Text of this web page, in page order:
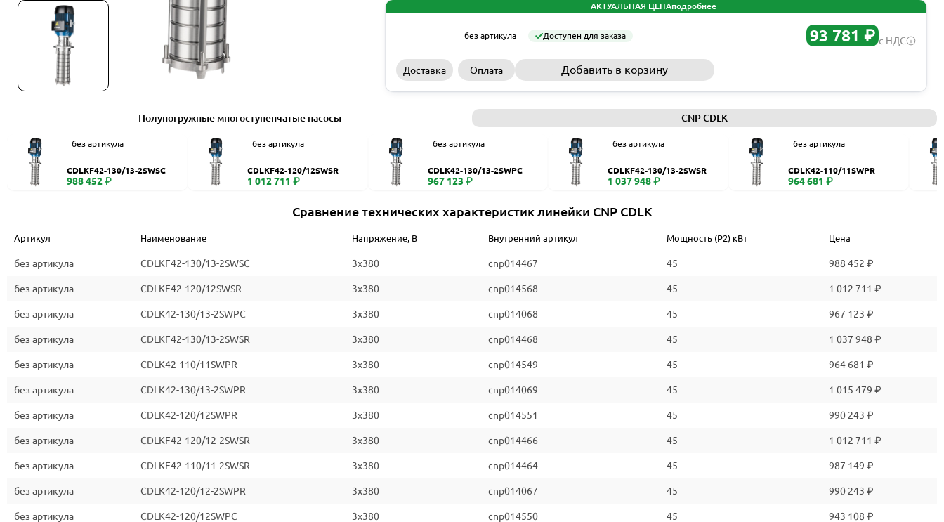
АКТУАЛЬНАЯ ЦЕНАподробнее
без артикула Доступен для заказа 93 781 ₽ с НДС
Доставка Оплата Добавить в корзину
Полупогружные многоступенчатые насосы CNP CDLK
без артикула
CDLKF42-130/13-2SWSC
988 452 ₽
без артикула
CDLKF42-120/12SWSR
1 012 711 ₽
без артикула
CDLK42-130/13-2SWPC
967 123 ₽
без артикула
CDLKF42-130/13-2SWSR
1 037 948 ₽
без артикула
CDLK42-110/11SWPR
964 681 ₽
Сравнение технических характеристик линейки CNP CDLK
Артикул Наименование Напряжение, В Внутренний артикул Мощность (P2) кВт Цена
без артикула CDLKF42-130/13-2SWSC 3x380 cnp014467 45 988 452 ₽
без артикула CDLKF42-120/12SWSR 3x380 cnp014568 45 1 012 711 ₽
без артикула CDLK42-130/13-2SWPC 3x380 cnp014068 45 967 123 ₽
без артикула CDLKF42-130/13-2SWSR 3x380 cnp014468 45 1 037 948 ₽
без артикула CDLK42-110/11SWPR 3x380 cnp014549 45 964 681 ₽
без артикула CDLK42-130/13-2SWPR 3x380 cnp014069 45 1 015 479 ₽
без артикула CDLK42-120/12SWPR 3x380 cnp014551 45 990 243 ₽
без артикула CDLKF42-120/12-2SWSR 3x380 cnp014466 45 1 012 711 ₽
без артикула CDLKF42-110/11-2SWSR 3x380 cnp014464 45 987 149 ₽
без артикула CDLK42-120/12-2SWPR 3x380 cnp014067 45 990 243 ₽
без артикула CDLK42-120/12SWPC 3x380 cnp014550 45 943 108 ₽